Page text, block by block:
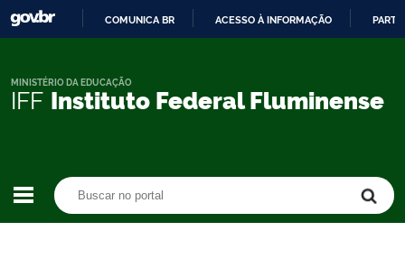
CONTEÚDO
COMUNICA BR ACESSO À INFORMAÇÃO
IFF Instituto Federal Fluminense
MINISTÉRIO DA EDUCAÇÃO